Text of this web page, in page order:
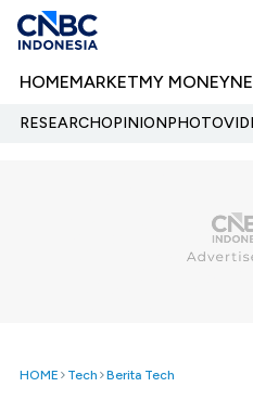
HOMEMARKETMY MONEY
RESEARCHOPINIONPHOTO
HOME Tech Berita Tech